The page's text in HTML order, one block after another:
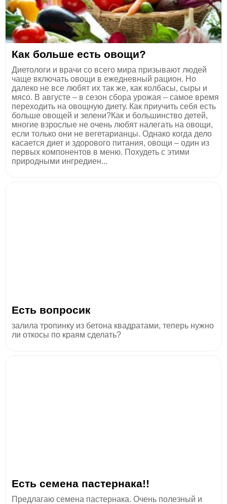
Как больше есть овощи?
Диетологи и врачи со всего мира призывают людей
чаще включать овощи в ежедневный рацион. Но
далеко не все любят их так же, как колбасы, сыры и
мясо. В августе – в сезон сбора урожая – самое время
переходить на овощную диету. Как приучить себя есть
больше овощей и зелени?Как и большинство детей,
многие взрослые не очень любят налегать на овощи,
если только они не вегетарианцы. Однако когда дело
касается диет и здорового питания, овощи – один из
первых компонентов в меню. Похудеть с этими
природными ингредиен...
Есть вопросик
залила тропинку из бетона квадратами, теперь нужно
ли откосы по краям сделать?
Есть семена пастернака!!
Предлагаю семена пастернака. Очень полезный и